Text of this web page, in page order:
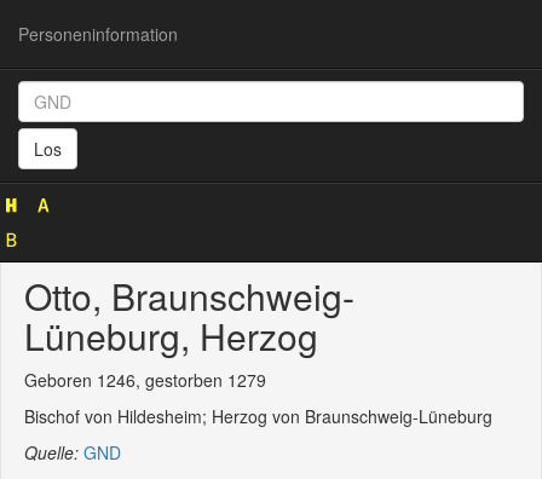
Personeninformation
Los
Personeninformation
13879376X)
Otto, Braunschweig-
Lüneburg, Herzog
Geboren 1246, gestorben 1279
Bischof von Hildesheim; Herzog von Braunschweig-Lüneburg
Quelle: GND